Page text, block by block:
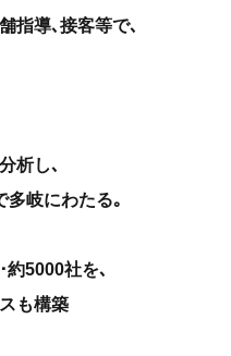
指導､接客等で､
析し､
多岐にわたる｡
約5000社を､
も構築